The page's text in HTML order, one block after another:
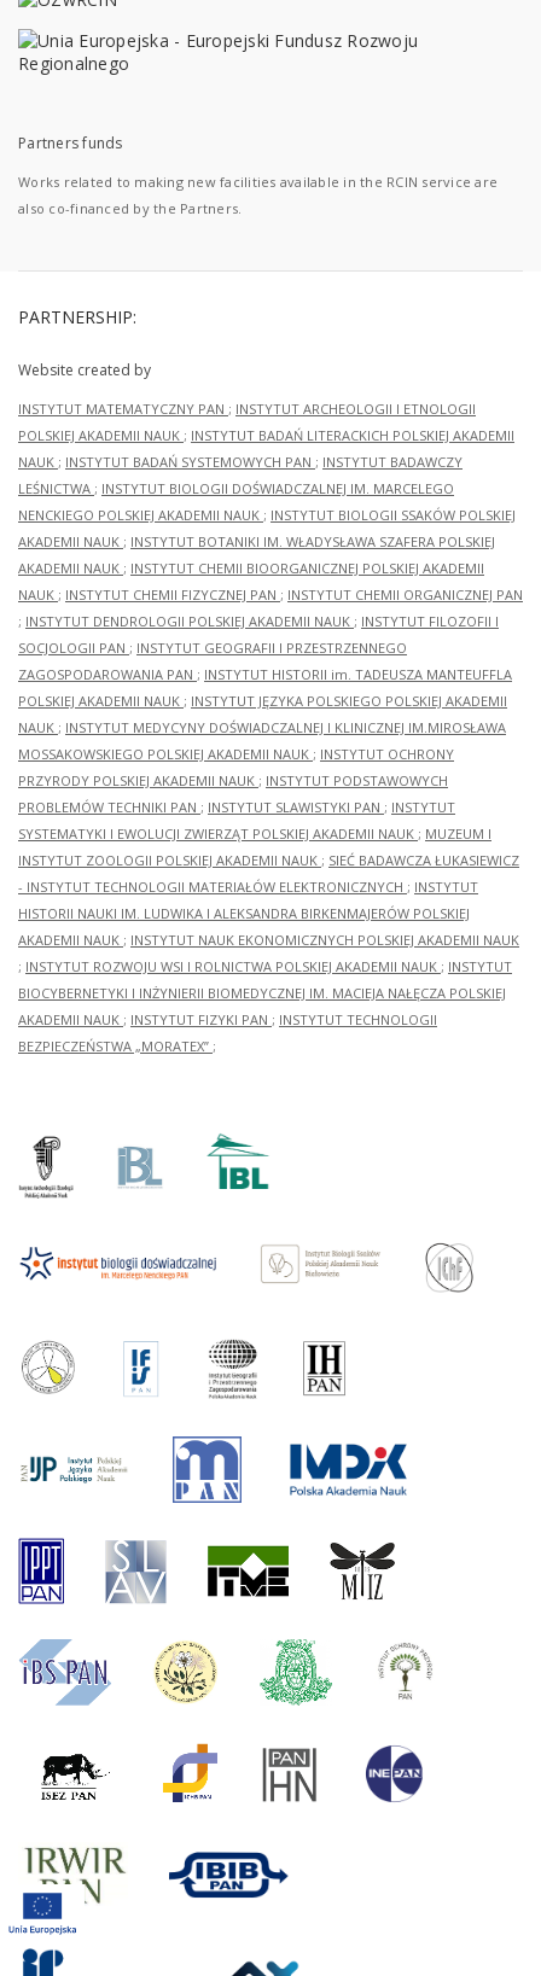
Partners funds
Works related to making new facilities available in the RCIN service are
also co-financed by the Partners.
PARTNERSHIP:
Website created by
INSTYTUT MATEMATYCZNY PAN ; INSTYTUT ARCHEOLOGII I ETNOLOGII
POLSKIEJ AKADEMII NAUK ; INSTYTUT BADAŃ LITERACKICH POLSKIEJ AKADEMII
NAUK ; INSTYTUT BADAŃ SYSTEMOWYCH PAN ; INSTYTUT BADAWCZY
LEŚNICTWA ; INSTYTUT BIOLOGII DOŚWIADCZALNEJ IM. MARCELEGO
NENCKIEGO POLSKIEJ AKADEMII NAUK ; INSTYTUT BIOLOGII SSAKÓW POLSKIEJ
AKADEMII NAUK ; INSTYTUT BOTANIKI IM. WŁADYSŁAWA SZAFERA POLSKIEJ
AKADEMII NAUK ; INSTYTUT CHEMII BIOORGANICZNEJ POLSKIEJ AKADEMII
NAUK ; INSTYTUT CHEMII FIZYCZNEJ PAN ; INSTYTUT CHEMII ORGANICZNEJ PAN
; INSTYTUT DENDROLOGII POLSKIEJ AKADEMII NAUK ; INSTYTUT FILOZOFII I
SOCJOLOGII PAN ; INSTYTUT GEOGRAFII I PRZESTRZENNEGO
ZAGOSPODAROWANIA PAN ; INSTYTUT HISTORII im. TADEUSZA MANTEUFFLA
POLSKIEJ AKADEMII NAUK ; INSTYTUT JĘZYKA POLSKIEGO POLSKIEJ AKADEMII
NAUK ; INSTYTUT MEDYCYNY DOŚWIADCZALNEJ I KLINICZNEJ IM.MIROSŁAWA
MOSSAKOWSKIEGO POLSKIEJ AKADEMII NAUK ; INSTYTUT OCHRONY
PRZYRODY POLSKIEJ AKADEMII NAUK ; INSTYTUT PODSTAWOWYCH
PROBLEMÓW TECHNIKI PAN ; INSTYTUT SLAWISTYKI PAN ; INSTYTUT
SYSTEMATYKI I EWOLUCJI ZWIERZĄT POLSKIEJ AKADEMII NAUK ; MUZEUM I
INSTYTUT ZOOLOGII POLSKIEJ AKADEMII NAUK ; SIEĆ BADAWCZA ŁUKASIEWICZ
- INSTYTUT TECHNOLOGII MATERIAŁÓW ELEKTRONICZNYCH ; INSTYTUT
HISTORII NAUKI IM. LUDWIKA I ALEKSANDRA BIRKENMAJERÓW POLSKIEJ
AKADEMII NAUK ; INSTYTUT NAUK EKONOMICZNYCH POLSKIEJ AKADEMII NAUK
; INSTYTUT ROZWOJU WSI I ROLNICTWA POLSKIEJ AKADEMII NAUK ; INSTYTUT
BIOCYBERNETYKI I INŻYNIERII BIOMEDYCZNEJ IM. MACIEJA NAŁĘCZA POLSKIEJ
AKADEMII NAUK ; INSTYTUT FIZYKI PAN ; INSTYTUT TECHNOLOGII
BEZPIECZEŃSTWA „MORATEX” ;